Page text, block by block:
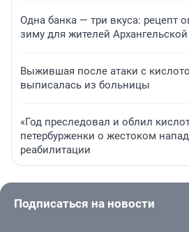
Одна банка — три вкуса: рецепт
зиму для жителей
Выжившая после атаки с
выписалась из больницы
«Год преследовал и облил
петербурженки о жестоком
реабилитации
Подписаться на новости